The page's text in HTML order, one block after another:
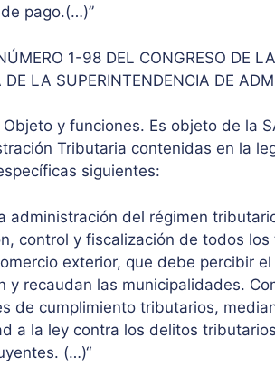
pago.(…)”
1-98 DEL CONGRESO DE
DE LA SUPERINTENDENCIA DE
Objeto y funciones. Es objeto de la
Tributaria contenidas en la
siguientes:
administración del régimen
control y fiscalización de todos
exterior, que debe percibir
y recaudan las municipalidades.
de cumplimiento tributarios,
a la ley contra los delitos
(…)“